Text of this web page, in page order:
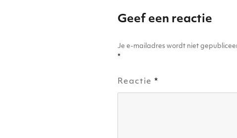
Geef een reactie
Je e-mailadres wordt niet
*
Reactie*